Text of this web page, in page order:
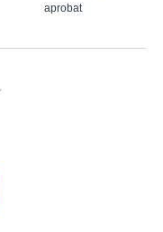
aprobat